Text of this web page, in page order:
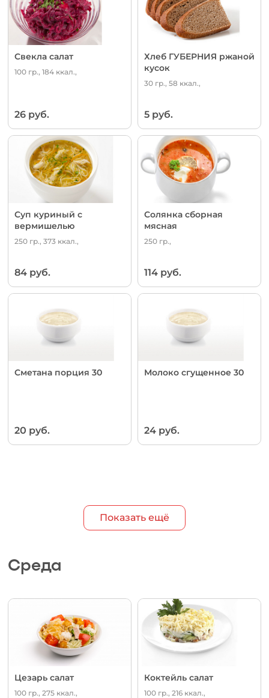
Свекла салат
100 гр., 184 ккал.,
26 руб.
Хлеб ГУБЕРНИЯ ржаной
кусок
30 гр., 58 ккал.,
5 руб.
Суп куриный с
вермишелью
250 гр., 373 ккал.,
84 руб.
Солянка сборная
мясная
250 гр.,
114 руб.
Сметана порция 30
20 руб.
Молоко сгущенное 30
24 руб.
Показать ещё
Среда
Цезарь салат
100 гр., 275 ккал.,
Коктейль салат
100 гр., 216 ккал.,